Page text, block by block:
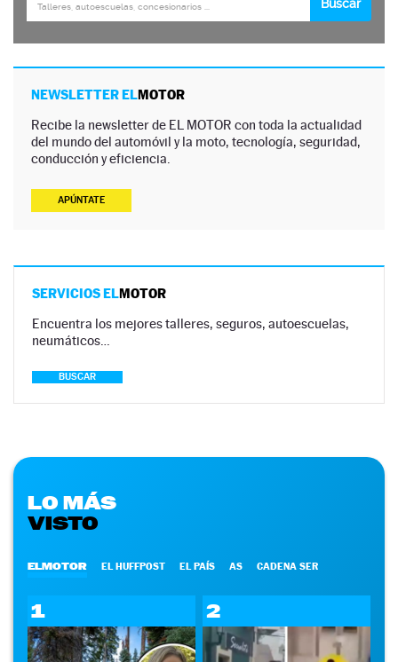
NEWSLETTER ELMOTOR
Recibe la newsletter de EL MOTOR con toda la actualidad
del mundo del automóvil y la moto, tecnología, seguridad,
conducción y eficiencia.
APÚNTATE
SERVICIOS ELMOTOR
Encuentra los mejores talleres, seguros, autoescuelas,
neumáticos…
BUSCAR
LO MÁS
VISTO
ELMOTOR EL HUFFPOST EL PAÍS AS CADENA SER
1 2